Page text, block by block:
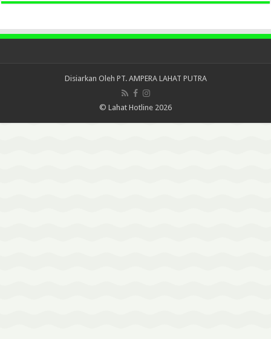
Disiarkan Oleh PT. AMPERA LAHAT PUTRA
© Lahat Hotline 2026